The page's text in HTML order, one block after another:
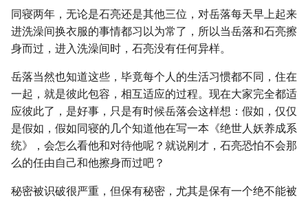
同寝两年，无论是石亮还是其他三位，对岳落每天早上起来
进洗澡间换衣服的事情都习以为常了，所以当岳落和石亮擦
身而过，进入洗澡间时，石亮没有任何异样。
岳落当然也知道这些，毕竟每个人的生活习惯都不同，住在
一起，就是彼此包容，相互适应的过程。现在大家完全都适
应彼此了，是好事，只是有时候岳落会这样想：假如，仅仅
是假如，假如同寝的几个知道他在写一本《绝世人妖养成系
统》，会怎么看他和对待他呢？就说刚才，石亮恐怕不会那
么的任由自己和他擦身而过吧？
秘密被识破很严重，但保有秘密，尤其是保有一个绝不能被